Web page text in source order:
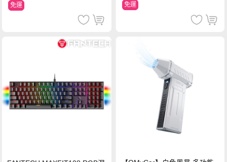
免運 免運